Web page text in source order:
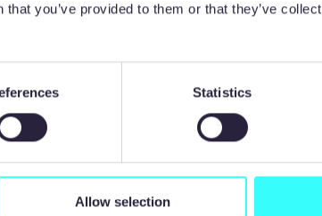
you’ve provided to them or that they’ve
Statistics
Allow selection
werden Muster mit Hilfe kontrollierter
fotografische Masken verwendet werden,